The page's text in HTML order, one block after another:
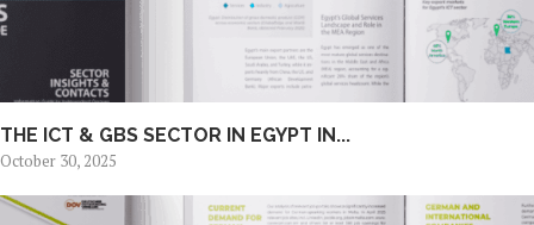
THE ICT & GBS SECTOR IN EGYPT IN...
October 30, 2025